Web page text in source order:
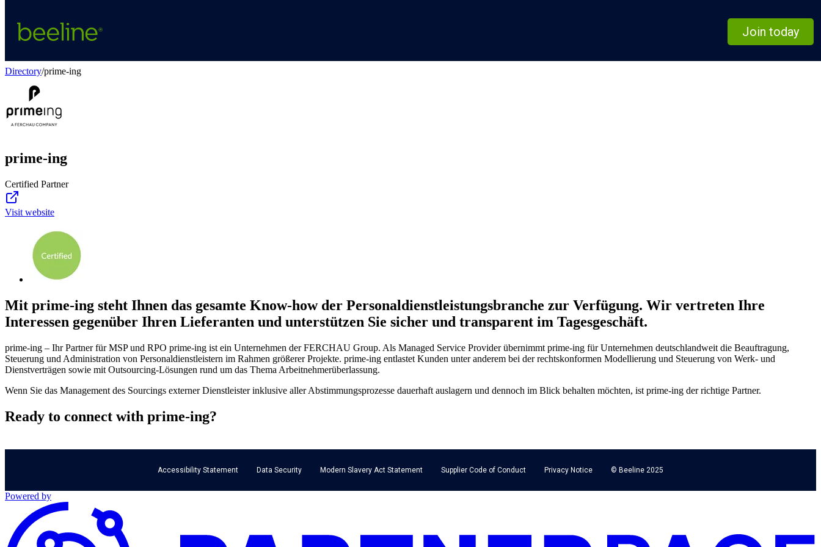
Join today
Directory/prime-ing
prime-ing
Certified Partner
Visit website
Mit prime-ing steht Ihnen das gesamte Know-how der Personaldienstleistungsbranche zur Verfügung. Wir vertreten Ihre
Interessen gegenüber Ihren Lieferanten und unterstützen Sie sicher und transparent im Tagesgeschäft.
prime-ing – Ihr Partner für MSP und RPO prime-ing ist ein Unternehmen der FERCHAU Group. Als Managed Service Provider übernimmt prime-ing für Unternehmen deutschlandweit die Beauftragung,
Steuerung und Administration von Personaldienstleistern im Rahmen größerer Projekte. prime-ing entlastet Kunden unter anderem bei der rechtskonformen Modellierung und Steuerung von Werk- und
Dienstverträgen sowie mit Outsourcing-Lösungen rund um das Thema Arbeitnehmerüberlassung.
Wenn Sie das Management des Sourcings externer Dienstleister inklusive aller Abstimmungsprozesse dauerhaft auslagern und dennoch im Blick behalten möchten, ist prime-ing der richtige Partner.
Ready to connect with prime-ing?
Accessibility Statement Data Security Modern Slavery Act Statement Supplier Code of Conduct Privacy Notice © Beeline 2025
Powered by